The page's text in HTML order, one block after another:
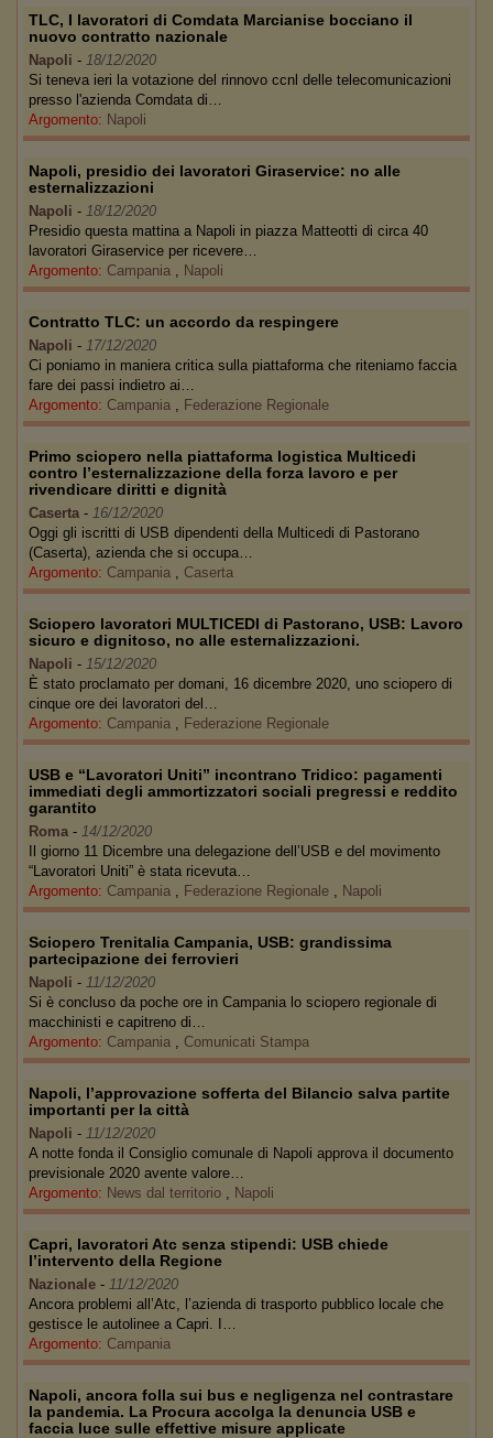
TLC, I lavoratori di Comdata Marcianise bocciano il
nuovo contratto nazionale
Napoli - 18/12/2020
Si teneva ieri la votazione del rinnovo ccnl delle telecomunicazioni
presso l'azienda Comdata di…
Argomento: Napoli
Napoli, presidio dei lavoratori Giraservice: no alle
esternalizzazioni
Napoli - 18/12/2020
Presidio questa mattina a Napoli in piazza Matteotti di circa 40
lavoratori Giraservice per ricevere…
Argomento: Campania , Napoli
Contratto TLC: un accordo da respingere
Napoli - 17/12/2020
Ci poniamo in maniera critica sulla piattaforma che riteniamo faccia
fare dei passi indietro ai…
Argomento: Campania , Federazione Regionale
Primo sciopero nella piattaforma logistica Multicedi
contro l’esternalizzazione della forza lavoro e per
rivendicare diritti e dignità
Caserta - 16/12/2020
Oggi gli iscritti di USB dipendenti della Multicedi di Pastorano
(Caserta), azienda che si occupa…
Argomento: Campania , Caserta
Sciopero lavoratori MULTICEDI di Pastorano, USB: Lavoro
sicuro e dignitoso, no alle esternalizzazioni.
Napoli - 15/12/2020
È stato proclamato per domani, 16 dicembre 2020, uno sciopero di
cinque ore dei lavoratori del…
Argomento: Campania , Federazione Regionale
USB e “Lavoratori Uniti” incontrano Tridico: pagamenti
immediati degli ammortizzatori sociali pregressi e reddito
garantito
Roma - 14/12/2020
Il giorno 11 Dicembre una delegazione dell’USB e del movimento
“Lavoratori Uniti” è stata ricevuta…
Argomento: Campania , Federazione Regionale , Napoli
Sciopero Trenitalia Campania, USB: grandissima
partecipazione dei ferrovieri
Napoli - 11/12/2020
Si è concluso da poche ore in Campania lo sciopero regionale di
macchinisti e capitreno di…
Argomento: Campania , Comunicati Stampa
Napoli, l’approvazione sofferta del Bilancio salva partite
importanti per la città
Napoli - 11/12/2020
A notte fonda il Consiglio comunale di Napoli approva il documento
previsionale 2020 avente valore…
Argomento: News dal territorio , Napoli
Capri, lavoratori Atc senza stipendi: USB chiede
l’intervento della Regione
Nazionale - 11/12/2020
Ancora problemi all’Atc, l’azienda di trasporto pubblico locale che
gestisce le autolinee a Capri. I…
Argomento: Campania
Napoli, ancora folla sui bus e negligenza nel contrastare
la pandemia. La Procura accolga la denuncia USB e
faccia luce sulle effettive misure applicate